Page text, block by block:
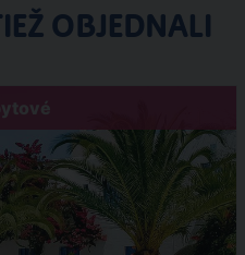
OBJEDNALI